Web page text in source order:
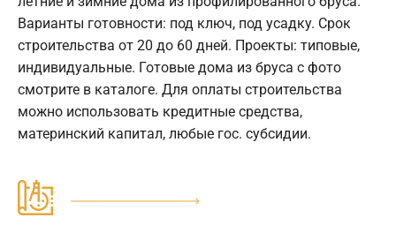
Варианты готовности: под ключ, под усадку. Срок
строительства от 20 до 60 дней. Проекты: типовые,
индивидуальные. Готовые дома из бруса с фото
смотрите в каталоге. Для оплаты строительства
можно использовать кредитные средства,
материнский капитал, любые гос. субсидии.